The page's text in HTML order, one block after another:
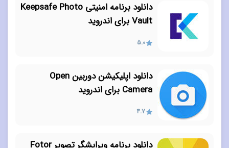
دانلود برنامه امنیتی Keepsafe Photo
Vault برای اندروید
5.0
دانلود اپلیکیشن دوربین Open
Camera برای اندروید
4.7